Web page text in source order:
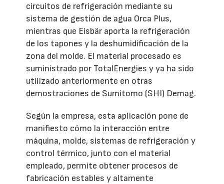
circuitos de refrigeración mediante su
sistema de gestión de agua Orca Plus,
mientras que Eisbär aporta la refrigeración
de los tapones y la deshumidificación de la
zona del molde. El material procesado es
suministrado por TotalEnergies y ya ha sido
utilizado anteriormente en otras
demostraciones de Sumitomo (SHI) Demag.
Según la empresa, esta aplicación pone de
manifiesto cómo la interacción entre
máquina, molde, sistemas de refrigeración y
control térmico, junto con el material
empleado, permite obtener procesos de
fabricación estables y altamente